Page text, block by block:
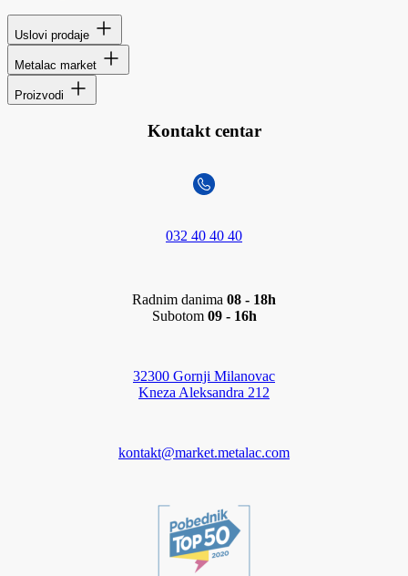
Uslovi prodaje
Metalac market
Proizvodi
Kontakt centar
032 40 40 40
Radnim danima 08 - 18h
Subotom 09 - 16h
32300 Gornji Milanovac
Kneza Aleksandra 212
kontakt@market.metalac.com